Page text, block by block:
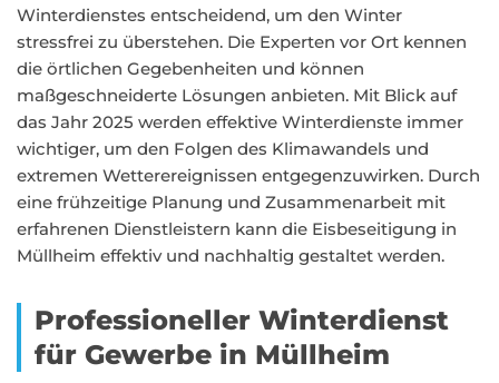
Winterdienstes entscheidend, um den Winter
stressfrei zu überstehen. Die Experten vor Ort kennen
die örtlichen Gegebenheiten und können
maßgeschneiderte Lösungen anbieten. Mit Blick auf
das Jahr 2025 werden effektive Winterdienste immer
wichtiger, um den Folgen des Klimawandels und
extremen Wetterereignissen entgegenzuwirken. Durch
eine frühzeitige Planung und Zusammenarbeit mit
erfahrenen Dienstleistern kann die Eisbeseitigung in
Müllheim effektiv und nachhaltig gestaltet werden.
Professioneller Winterdienst
für Gewerbe in Müllheim